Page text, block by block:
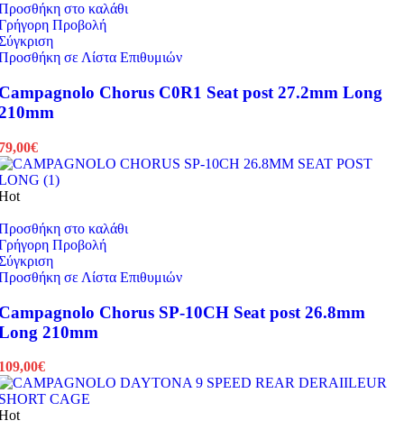
στο καλάθι
Προβολή
σε Λίστα Επιθυμιών
Chorus C0R1 Seat post 27.2mm Long
€
στο καλάθι
Προβολή
σε Λίστα Επιθυμιών
Chorus SP-10CH Seat post 26.8mm
210mm
€